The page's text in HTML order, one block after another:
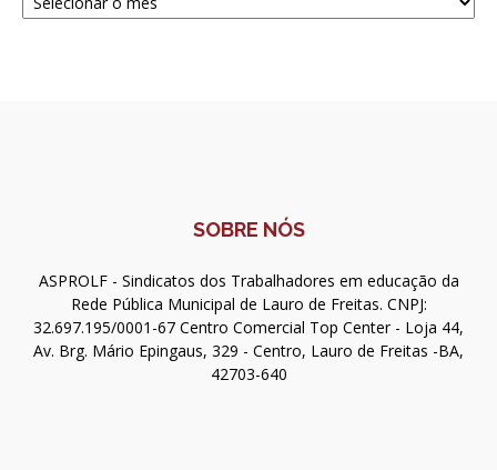
SOBRE NÓS
ASPROLF - Sindicatos dos Trabalhadores em educação da
Rede Pública Municipal de Lauro de Freitas. CNPJ:
32.697.195/0001-67 Centro Comercial Top Center - Loja 44,
Av. Brg. Mário Epingaus, 329 - Centro, Lauro de Freitas -BA,
42703-640